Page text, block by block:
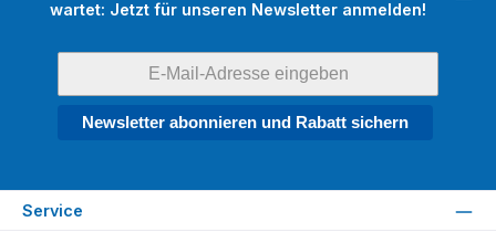
wartet: Jetzt für unseren Newsletter anmelden!
Newsletter abonnieren und Rabatt sichern
Service